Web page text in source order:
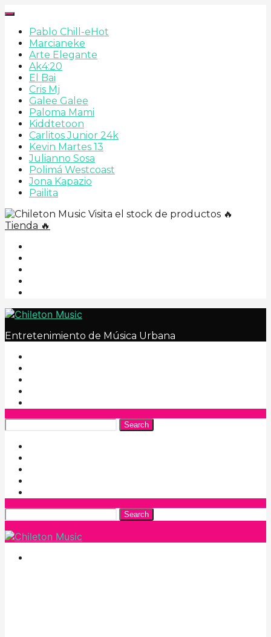
Pablo Chill-eHot
Marcianeke
Arte Elegante
Ak4:20
El Bai
Cris Mj
Galee Galee
Paloma Mami
Kiddtetoon
Carlitos Junior 24k
Kevin Martes 13
Julianno Sosa
Polimá Westcoast
Jona Kapazio
Pailita
Visita el stock de productos 🔥
Tienda 🔥
Entretenimiento de Música Urbana
Search
Search